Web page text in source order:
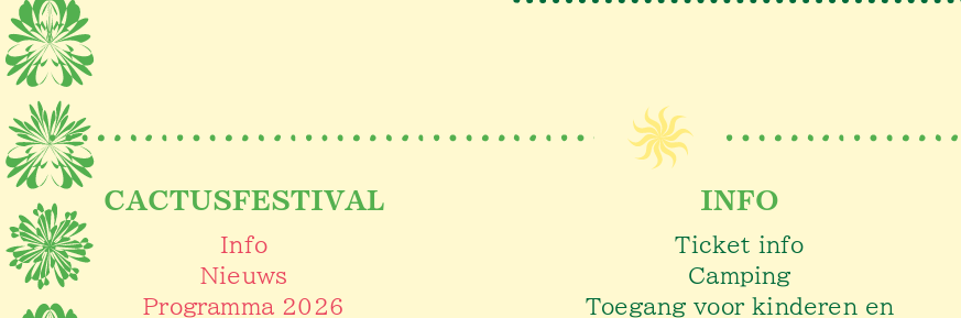
CACTUSFESTIVAL
Info
Nieuws
Programma 2026
INFO
Ticket info
Camping
Toegang voor kinderen en